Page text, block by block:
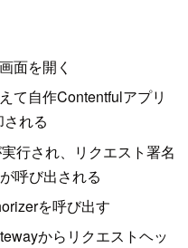
面を開く
て自作Contentfulアプリ
れる
行され、リクエスト署名
呼び出される
を呼び出す
からリクエストヘッ